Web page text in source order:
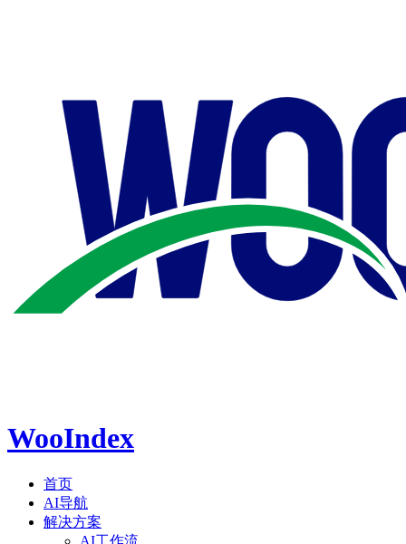
WooIndex
首页
AI导航
解决方案
AI工作流